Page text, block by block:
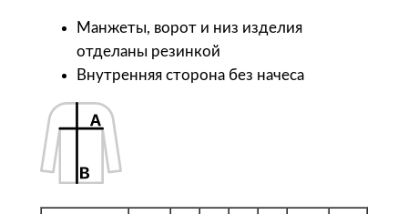
С
в
и
Манжеты, ворот и низ изделия
отделаны резинкой
Внутренняя сторона без начеса